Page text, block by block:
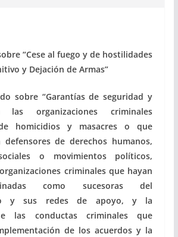
“Cese al fuego y de hostilidades
y Dejación de Armas”
“Garantías de seguridad y
organizaciones criminales
homicidios y masacres o que
de derechos humanos,
o movimientos políticos,
criminales que hayan
como sucesoras del
y sus redes de apoyo, y la
las conductas criminales que
de los acuerdos y la